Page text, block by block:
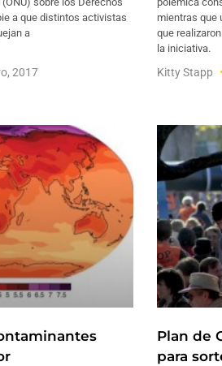
a que distintos activistas
a
2017
mientras que
que
la iniciativa.
Kitty Stapp
Plan de
para